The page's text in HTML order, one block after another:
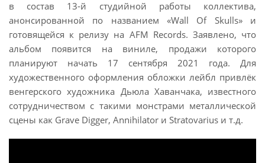
в состав 13-й студийной работы коллектива,
анонсированной по названием «Wall Of Skulls» и
готовящейся к релизу на AFM Records. Заявлено, что
альбом появится на виниле, продажи которого
планируют начать 17 сентября 2021 года. Для
художественного оформления обложки лейбл привлёк
венгерского художника Дьюла Хаванчака, известного
сотрудничеством с такими монстрами металлической
сцены как Grave Digger, Annihilator и Stratovarius и т.д.